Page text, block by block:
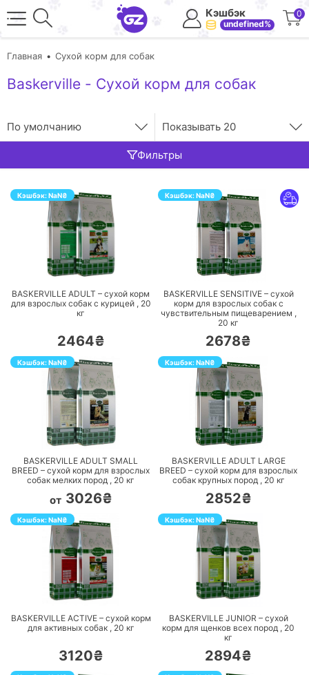
Кэшбэк
undefined%
0
Главная Сухой корм для собак
Baskerville - Сухой корм для собак
По умолчанию Показывать 20
Фильтры
Кэшбэк:NaN₴
ПЕРЕЙТИ
BASKERVILLE ADULT – сухой корм
для взрослых собак с курицей , 20
кг
2464₴
Кэшбэк:NaN₴
ПЕРЕЙТИ
BASKERVILLE SENSITIVE – сухой
корм для взрослых собак с
чувствительным пищеварением ,
20 кг
2678₴
Кэшбэк:NaN₴
ПЕРЕЙТИ
BASKERVILLE ADULT SMALL
BREED – сухой корм для взрослых
собак мелких пород , 20 кг
от 3026₴
Кэшбэк:NaN₴
ПЕРЕЙТИ
BASKERVILLE ADULT LARGE
BREED – сухой корм для взрослых
собак крупных пород , 20 кг
2852₴
Кэшбэк:NaN₴
ПЕРЕЙТИ
BASKERVILLE ACTIVE – сухой корм
для активных собак , 20 кг
3120₴
Кэшбэк:NaN₴
ПЕРЕЙТИ
BASKERVILLE JUNIOR – сухой
корм для щенков всех пород , 20
кг
2894₴